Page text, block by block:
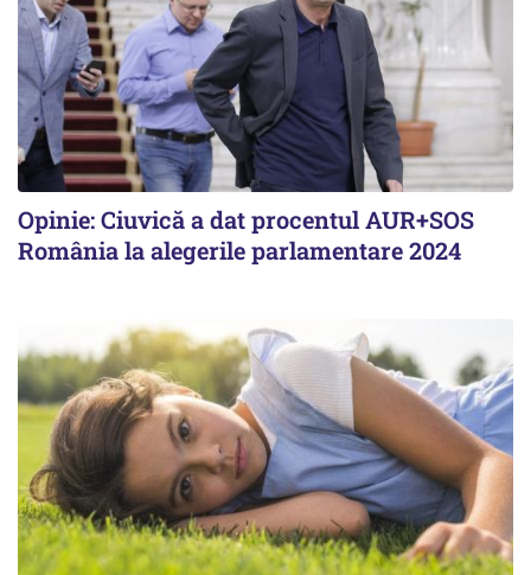
Opinie: Ciuvică a dat procentul AUR+SOS
România la alegerile parlamentare 2024